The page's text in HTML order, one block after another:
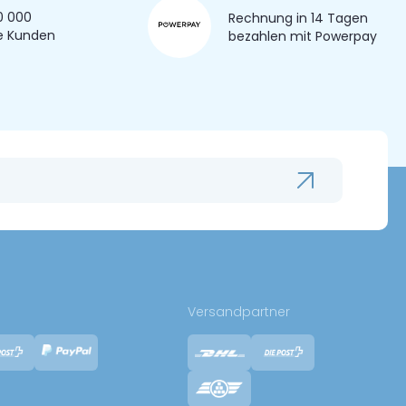
000
Kunden
Rechnung in 14 Tagen
bezahlen mit Powerpay
Versandpartner